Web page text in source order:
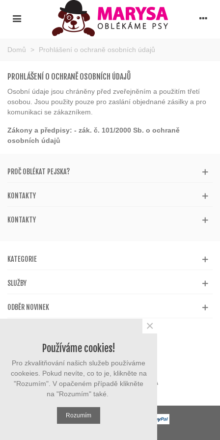
Domů > Prohlášení o ochraně osobních údajů
PROHLÁŠENÍ O OCHRANĚ OSOBNÍCH ÚDAJŮ
Osobní údaje jsou chráněny před zveřejněním a použitím třetí
osobou. Jsou použity pouze pro zaslání objednané zásilky a pro
komunikaci se zákazníkem.
Zákony a předpisy: - zák. č. 101/2000 Sb. o ochraně
osobních údajů
PROČ OBLÉKAT PEJSKA?
KONTAKTY
KONTAKTY
KATEGORIE
SLUŽBY
ODBĚR NOVINEK
Používáme cookies!
Pro zkvalitňování našich služeb používáme
cookeies. Pokud nevíte, co to je, klikněte na
"Rozumím". V opačeném případě klikněte
na "Rozumím" také.
Rozumím
×